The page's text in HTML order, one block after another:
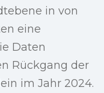
in von
eine
Daten
Rückgang der
im Jahr 2024.